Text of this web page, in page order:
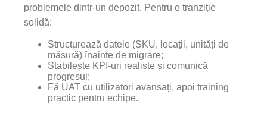
problemele dintr-un depozit. Pentru o tranziție
solidă:
Structurează datele (SKU, locații, unități de
măsură) înainte de migrare;
Stabilește KPI-uri realiste și comunică
progresul;
Fă UAT cu utilizatori avansați, apoi training
practic pentru echipe.